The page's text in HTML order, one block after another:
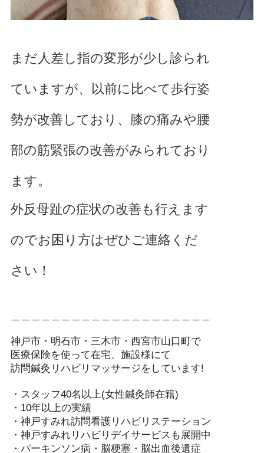
まだ人差し指の変形が少し診られ
ていますが、以前に比べて歩行姿
勢が改善しており、膝の痛みや腰
部の筋緊張の改善がみられており
ます。
外反母趾の症状の改善も行えます
のでお困り方はぜひご連絡くだ
さい！
神戸市・明石市・三木市・西宮市山口町で
医療保険を使って在宅、施設様にて
訪問鍼灸リハビリマッサージをしています!️
・スタッフ40名以上(女性鍼灸師在籍)
・10年以上の実績
・神戸すみれ訪問看護リハビリステーション
・神戸すみれリハビリデイサービスも展開中
・パーキンソン病・脳梗塞・脳出血後遺症